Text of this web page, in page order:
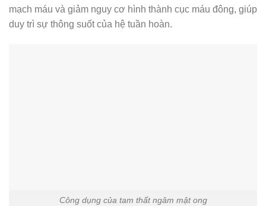
mạch máu và giảm nguy cơ hình thành cục máu đông, giúp
duy trì sự thông suốt của hệ tuần hoàn.
Công dụng của tam thất ngâm mật ong